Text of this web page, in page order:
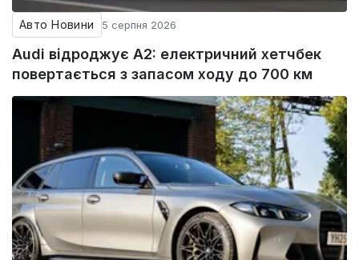
Авто Новини 5 серпня 2026
Audi відроджує A2: електричний хетчбек
повертається з запасом ходу до 700 км